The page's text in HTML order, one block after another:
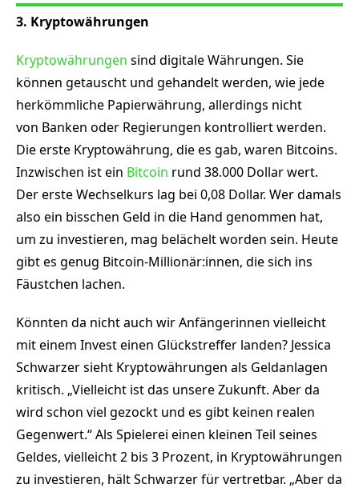
3. Kryptowährungen
Kryptowährungen sind digitale Währungen. Sie
können getauscht und gehandelt werden, wie jede
herkömmliche Papierwährung, allerdings nicht
von Banken oder Regierungen kontrolliert werden.
Die erste Kryptowährung, die es gab, waren Bitcoins.
Inzwischen ist ein Bitcoin rund 38.000 Dollar wert.
Der erste Wechselkurs lag bei 0,08 Dollar. Wer damals
also ein bisschen Geld in die Hand genommen hat,
um zu investieren, mag belächelt worden sein. Heute
gibt es genug Bitcoin-Millionär:innen, die sich ins
Fäustchen lachen.
Könnten da nicht auch wir Anfängerinnen vielleicht
mit einem Invest einen Glückstreffer landen? Jessica
Schwarzer sieht Kryptowährungen als Geldanlagen
kritisch. „Vielleicht ist das unsere Zukunft. Aber da
wird schon viel gezockt und es gibt keinen realen
Gegenwert.“ Als Spielerei einen kleinen Teil seines
Geldes, vielleicht 2 bis 3 Prozent, in Kryptowährungen
zu investieren, hält Schwarzer für vertretbar. „Aber da